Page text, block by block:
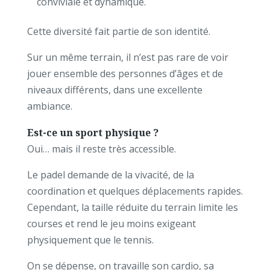
Cette diversité fait partie de son identité.
Sur un même terrain, il n’est pas rare de voir
jouer ensemble des personnes d’âges et de
niveaux différents, dans une excellente
ambiance.
Est-ce un sport physique ?
Oui… mais il reste très accessible.
Le padel demande de la vivacité, de la
coordination et quelques déplacements rapides.
Cependant, la taille réduite du terrain limite les
courses et rend le jeu moins exigeant
physiquement que le tennis.
On se dépense, on travaille son cardio, sa